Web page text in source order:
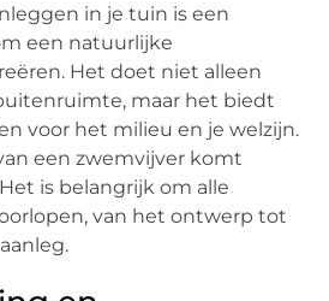
in je tuin is een
een natuurlijke
Het doet niet alleen
maar het biedt
voor het milieu en je welzijn.
een zwemvijver komt
is belangrijk om alle
van het ontwerp tot